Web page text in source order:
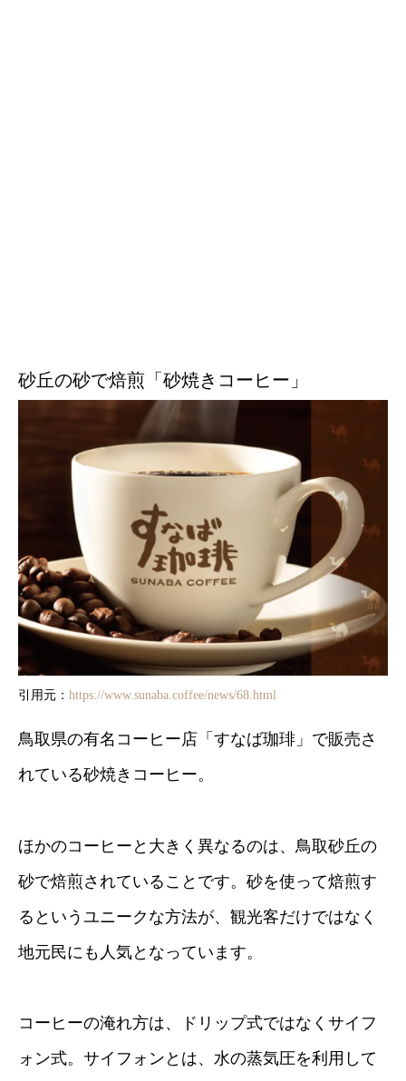
砂丘の砂で焙煎「砂焼きコーヒー」
引用元： https://www.sunaba.coffee/news/68.html
鳥取県の有名コーヒー店「すなば珈琲」で販売さ
れている砂焼きコーヒー。
ほかのコーヒーと大きく異なるのは、鳥取砂丘の
砂で焙煎されていることです。砂を使って焙煎す
るというユニークな方法が、観光客だけではなく
地元民にも人気となっています。
コーヒーの淹れ方は、ドリップ式ではなくサイフ
ォン式。サイフォンとは、水の蒸気圧を利用して